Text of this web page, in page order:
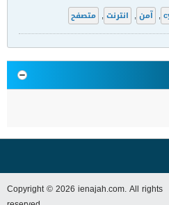
, آمن , انترنت , متصفح
Copyright © 2026 ienajah.com. All rights